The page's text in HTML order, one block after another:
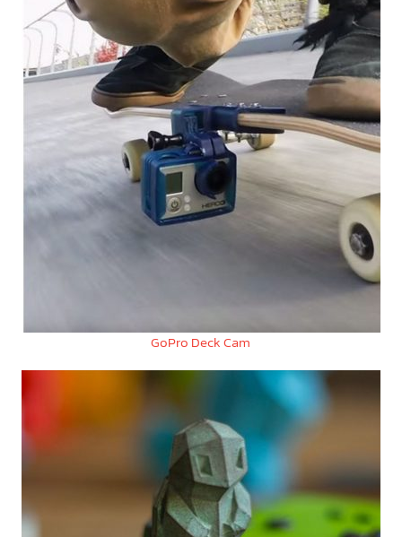
GoPro Deck Cam